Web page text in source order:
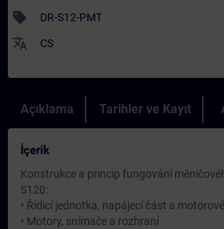
sell DR-S12-PMT
translate CS
Açıklama Tarihler ve Kayıt
İçerik
Konstrukce a princip fungování
S120:
• Řídicí jednotka, napájecí část a
• Motory, snímače a rozhraní